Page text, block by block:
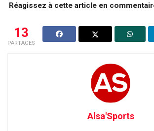
Réagissez à cette article en
13
PARTAGES
Alsa'Sports